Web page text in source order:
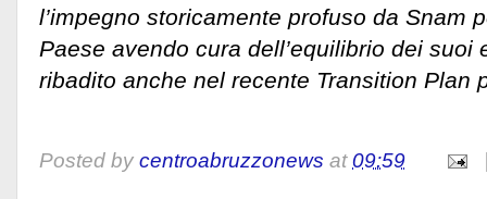
l’impegno storicamente profuso da Snam
Paese avendo cura dell’equilibrio dei suoi
ribadito anche nel recente Transition Plan
Posted by centroabruzzonews at09:59